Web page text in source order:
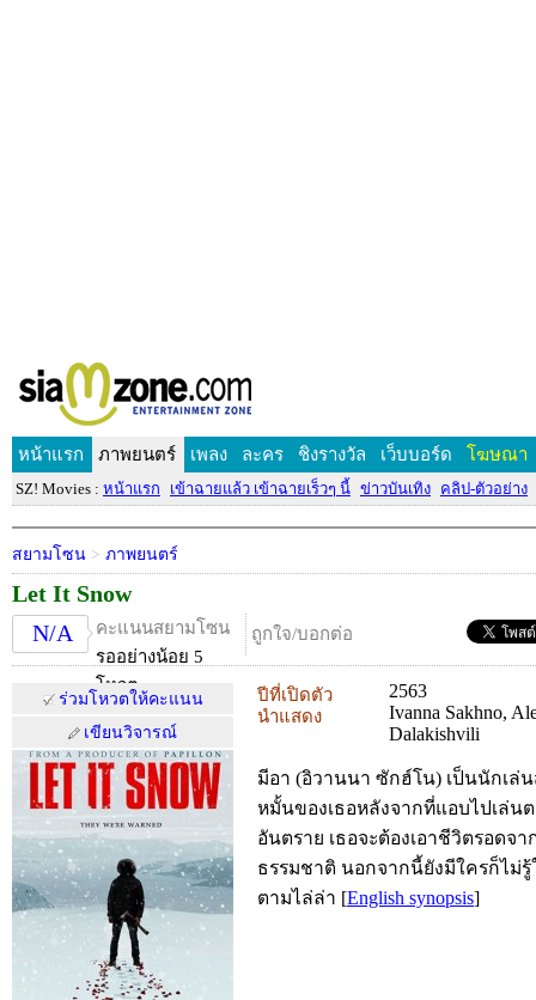
หน้าแรก ภาพยนตร์ เพลง ละคร ชิงรางวัล เว็บบอร์ด โฆษณา
SZ! Movies : หน้าแรก เข้าฉายแล้ว เข้าฉายเร็วๆ นี้ ข่าวบันเทิง คลิป-ตัวอย่าง
สยามโซน > ภาพยนตร์
Let It Snow
N/A
คะแนนสยามโซน
รออย่างน้อย 5
โหวต
ถูกใจ/บอกต่อ
ร่วมโหวตให้คะแนน
เขียนวิจารณ์
ปีที่เปิดตัว 2563
นำแสดง
Ivanna Sakhno,
Dalakishvili
มีอา (อิวานนา ซักฮ์โน) เป็นนักเล่
หมั้นของเธอหลังจากที่แอบไปเล่น
อันตราย เธอจะต้องเอาชีวิตรอดจ
ธรรมชาติ นอกจากนี้ยังมีใครก็ไม่
ตามไล่ล่า [English synopsis]